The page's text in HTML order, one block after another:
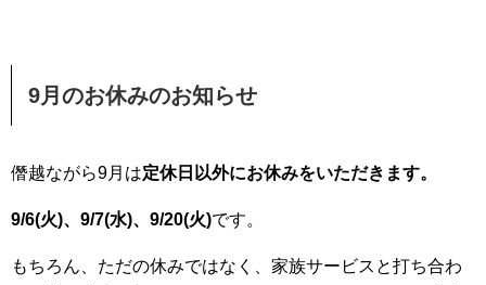
9月のお休みのお知らせ
僭越ながら9月は定休日以外にお休みをいただきます。
9/6(火)、9/7(水)、9/20(火)です。
もちろん、ただの休みではなく、家族サービスと打ち合わ